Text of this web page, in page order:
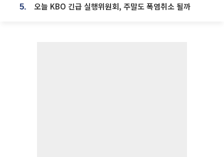
5. 오늘 KBO 긴급 실행위원회, 주말도 폭염취소 될까